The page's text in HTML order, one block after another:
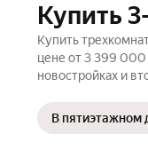
Купить
Купить
цене от 3 399
новостройках и
В пятиэтажном